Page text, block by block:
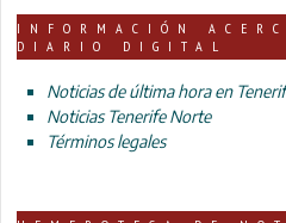
INFORMACIÓN
DIARIO DIGITAL
Noticias de última hora en
Noticias Tenerife Norte
Términos legales